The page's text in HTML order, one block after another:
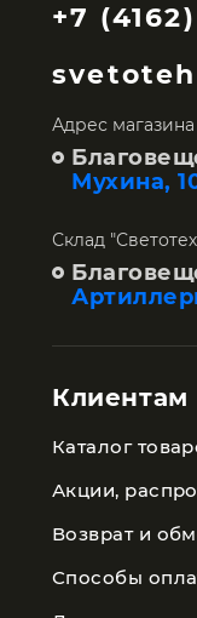
+7
Адрес магазина
Мухина,
Склад
Клиентам
Каталог
Акции,
Возврат и
Способы